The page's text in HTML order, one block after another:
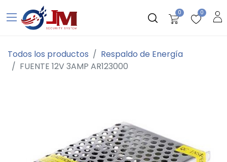
0 0
Todos los productos
Respaldo de Energía
FUENTE 12V 3AMP AR123000